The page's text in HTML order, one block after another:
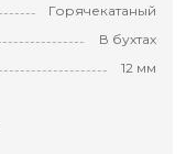
Горячекатаный
В бухтах
12 мм